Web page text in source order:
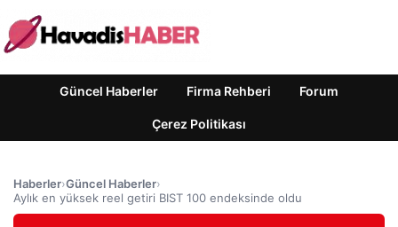
Güncel Haberler Firma Rehberi Forum
Çerez Politikası
Haberler›Güncel Haberler›
Aylık en yüksek reel getiri BIST 100 endeksinde oldu